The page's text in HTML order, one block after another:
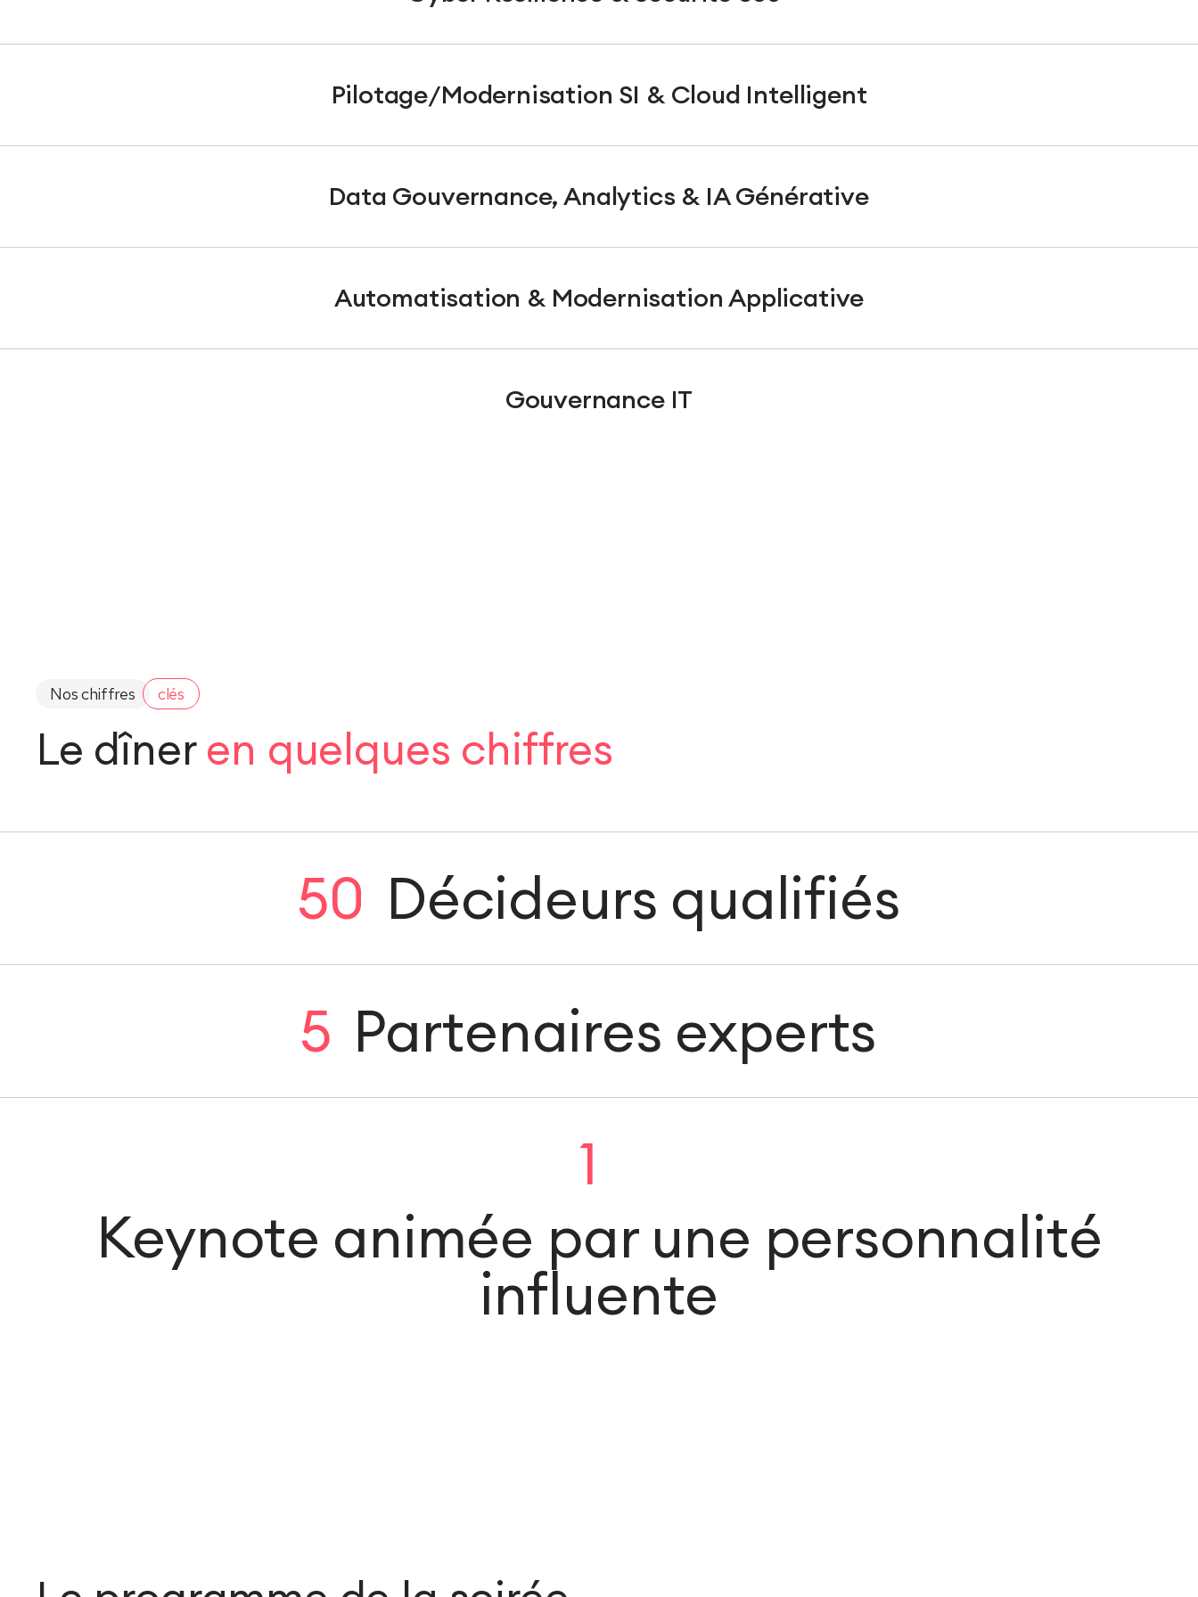
Pilotage/Modernisation SI & Cloud Intelligent
Data Gouvernance, Analytics & IA Générative
Automatisation & Modernisation Applicative
Gouvernance IT
Nos chiffres clés
Le dîneren quelques chiffres
50 Décideurs qualifiés
5 Partenaires experts
1
Keynote animée par une personnalité
influente